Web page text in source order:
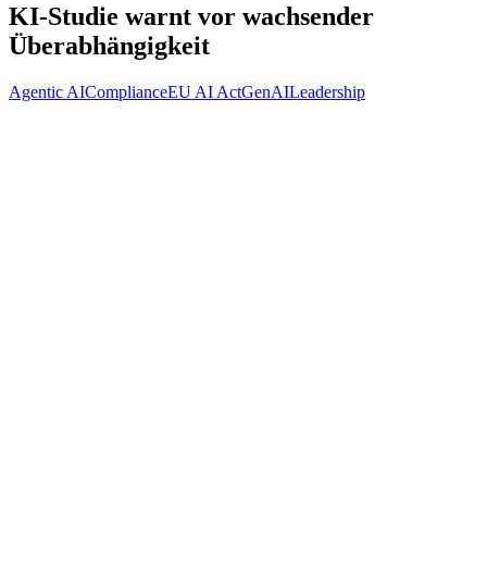
KI-Studie warnt vor wachsender
Überabhängigkeit
Agentic AIComplianceEU AI ActGenAILeadership